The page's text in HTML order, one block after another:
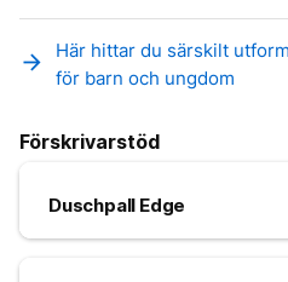
arrow_forward
Här hittar du särskilt
för barn och ungdom
Förskrivarstöd
Duschpall Edge